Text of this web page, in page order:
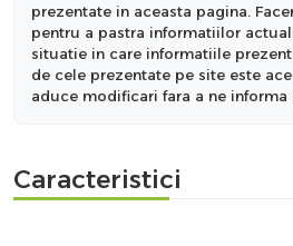
prezentate in aceasta pagina.
pentru a pastra informatiilor
situatie in care informatiile
de cele prezentate pe site este
aduce modificari fara a ne informa
Caracteristici